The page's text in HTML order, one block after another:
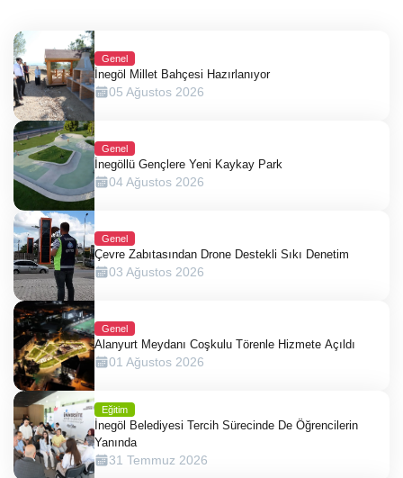
Genel
İnegöl Millet Bahçesi Hazırlanıyor
05 Ağustos 2026
Genel
İnegöllü Gençlere Yeni Kaykay Park
04 Ağustos 2026
Genel
Çevre Zabıtasından Drone Destekli Sıkı Denetim
03 Ağustos 2026
Genel
Alanyurt Meydanı Coşkulu Törenle Hizmete Açıldı
01 Ağustos 2026
Eğitim
İnegöl Belediyesi Tercih Sürecinde De Öğrencilerin
Yanında
31 Temmuz 2026